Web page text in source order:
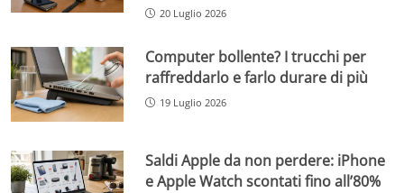
20 Luglio 2026
Computer bollente? I trucchi per
raffreddarlo e farlo durare di più
19 Luglio 2026
Saldi Apple da non perdere: iPhone
e Apple Watch scontati fino all’80%